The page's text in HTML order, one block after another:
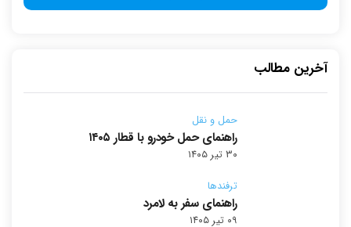
آخرین مطالب
حمل و نقل
راهنمای حمل خودرو با قطار ۱۴۰۵
۳۰ تیر ۱۴۰۵
ترفندها
راهنمای سفر به لامرد
۰۹ تیر ۱۴۰۵